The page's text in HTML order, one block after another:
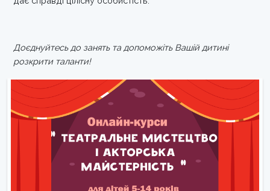
Доєднуйтесь до занять та допоможіть Вашій дитині
розкрити таланти!